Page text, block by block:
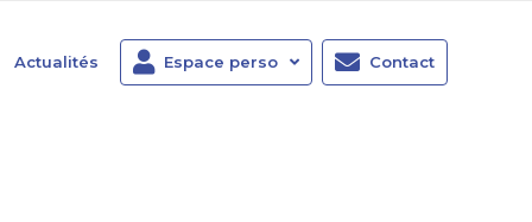
Actualités Espace perso Contact